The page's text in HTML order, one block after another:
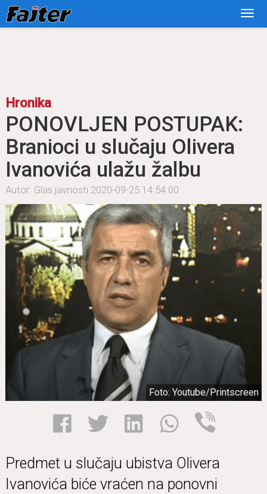
Hronika
PONOVLJEN POSTUPAK:
Branioci u slučaju Olivera
Ivanovića ulažu žalbu
Autor: Glas javnosti 2020-09-25 14:54:00
Foto: Youtube/Printscreen
Predmet u slučaju ubistva Olivera
Ivanovića biće vraćen na ponovni